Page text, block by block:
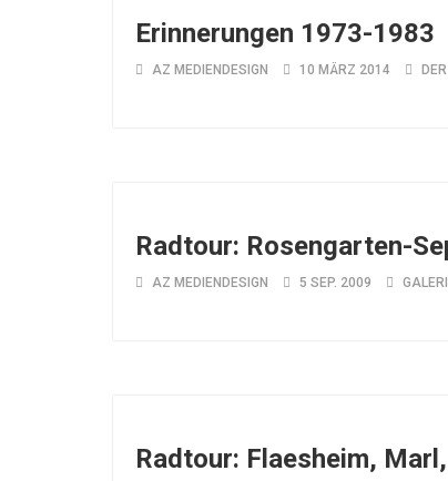
Erinnerungen 1973-1983
AZ MEDIENDESIGN 10 MÄRZ 2014
Radtour: Rosengarten-
AZ MEDIENDESIGN 5 SEP. 2009
Radtour: Flaesheim,